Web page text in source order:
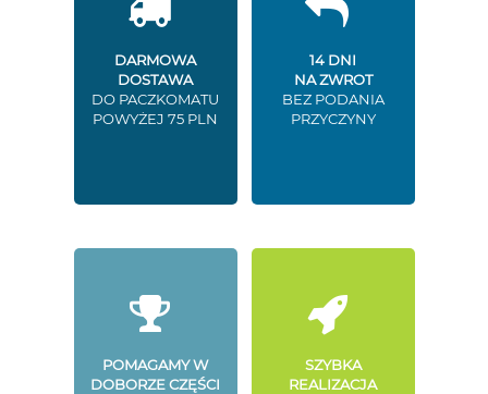
DARMOWA
DOSTAWA
DO PACZKOMATU
POWYŻEJ 75 PLN
14 DNI
NA ZWROT
BEZ PODANIA
PRZYCZYNY
POMAGAMY W
DOBORZE CZĘŚCI
SZYBKA
REALIZACJA